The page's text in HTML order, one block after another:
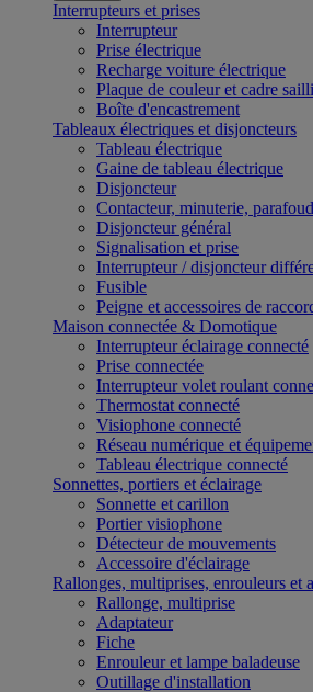
Interrupteurs et prises
Interrupteur
Prise électrique
Recharge voiture électrique
Plaque de couleur et cadre
Boîte d'encastrement
Tableaux électriques et disjoncteurs
Tableau électrique
Gaine de tableau électrique
Disjoncteur
Contacteur, minuterie,
Disjoncteur général
Signalisation et prise
Interrupteur / disjoncteur
Fusible
Peigne et accessoires de
Maison connectée & Domotique
Interrupteur éclairage connecté
Prise connectée
Interrupteur volet roulant
Thermostat connecté
Visiophone connecté
Réseau numérique et
Tableau électrique connecté
Sonnettes, portiers et éclairage
Sonnette et carillon
Portier visiophone
Détecteur de mouvements
Accessoire d'éclairage
Rallonges, multiprises, enrouleurs et
Rallonge, multiprise
Adaptateur
Fiche
Enrouleur et lampe baladeuse
Outillage d'installation